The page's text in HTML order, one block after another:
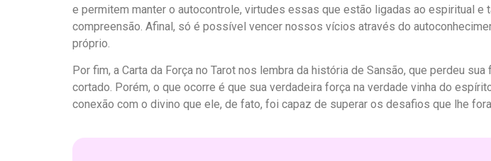
e permitem manter o autocontrole, virtudes essas que estão ligadas ao espiritual e
compreensão. Afinal, só é possível vencer nossos vícios através do
próprio.
Por fim, a Carta da Força no Tarot nos lembra da história de Sansão, que perdeu
cortado. Porém, o que ocorre é que sua verdadeira força na verdade vinha do
conexão com o divino que ele, de fato, foi capaz de superar os desafios que lhe